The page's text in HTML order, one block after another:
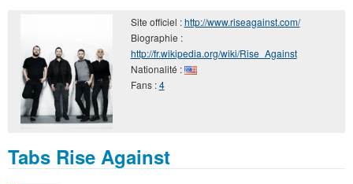
Site officiel :http://www.riseagainst.com/
Biographie :
http://fr.wikipedia.org/wiki/Rise_Against
Nationalité :
Fans :4
Tabs Rise Against